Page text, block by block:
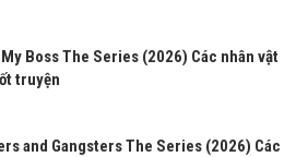
My Boss The Series (2026) Các nhân vật
truyện
and Gangsters The Series (2026) Các